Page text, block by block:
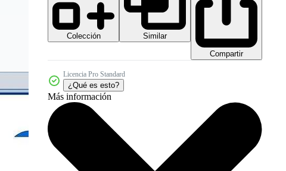
Colección
Similar
Compartir
Licencia Pro Standard
¿Qué es esto?
Más información